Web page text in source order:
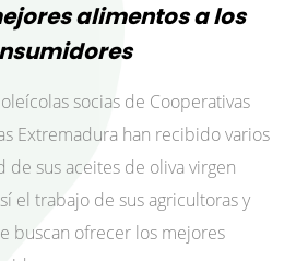
alimentos a los
socias de Cooperativas
Extremadura han recibido varios
sus aceites de oliva virgen
el trabajo de sus agricultoras y
buscan ofrecer los mejores